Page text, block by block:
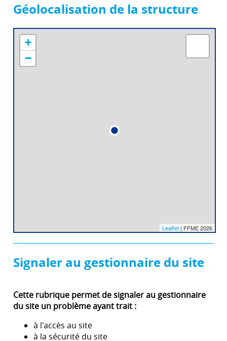
Géolocalisation de la structure
+
−
Leaflet | FFME 2026
Signaler au gestionnaire du site
Cette rubrique permet de signaler au gestionnaire
du site un problème ayant trait :
à l'accès au site
à la sécurité du site